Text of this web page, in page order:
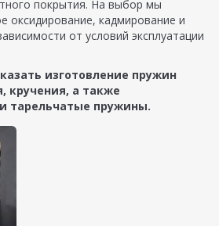
покрытия. На выбор мы
оксидирование, кадмирование и
от условий эксплуатации
изготовление пружин
кручения, а также
тарельчатые пружины.